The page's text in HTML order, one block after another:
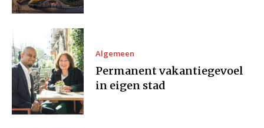
Algemeen
Permanent vakantiegevoel
in eigen stad